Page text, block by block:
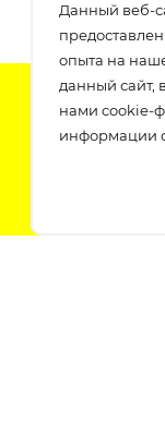
узнавайте
Данный веб-
опыта на
данный сайт,
нами cookie-
информации